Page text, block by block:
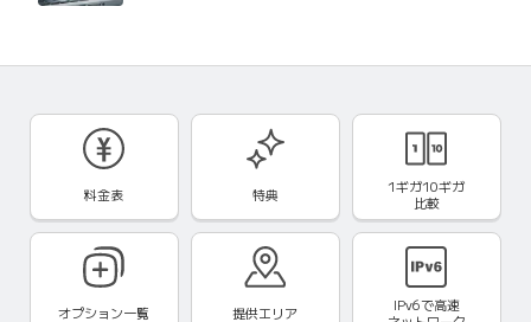
料金表 特典
1ギガ10ギガ
比較
オプション一覧 提供エリア IPv6で高速